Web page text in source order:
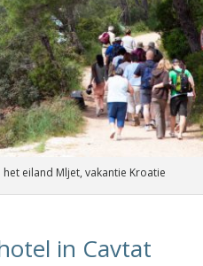
het eiland Mljet, vakantie Kroatie
in Cavtat